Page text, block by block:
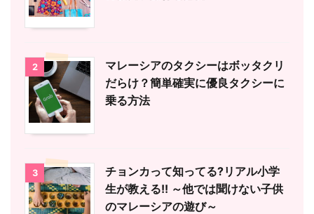
2
マレーシアのタクシーはボッタクリ
だらけ？簡単確実に優良タクシーに
乗る方法
3
チョンカって知ってる?リアル小学
生が教える!! ～他では聞けない子供
のマレーシアの遊び～